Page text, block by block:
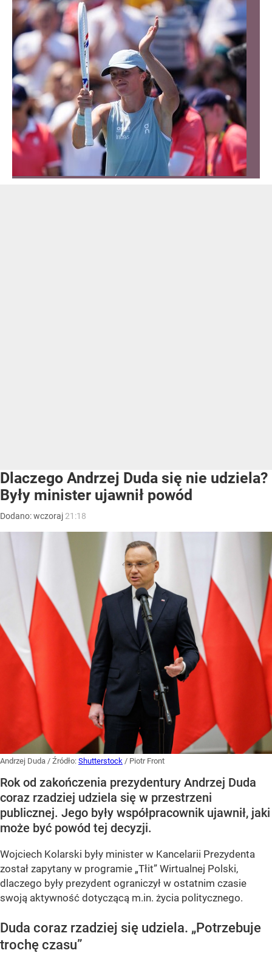
Dlaczego Andrzej Duda się nie udziela?
Były minister ujawnił powód
Dodano:wczoraj 21:18
Andrzej Duda / Źródło: Shutterstock / Piotr Front
Rok od zakończenia prezydentury Andrzej Duda
coraz rzadziej udziela się w przestrzeni
publicznej. Jego były współpracownik ujawnił, jaki
może być powód tej decyzji.
Wojciech Kolarski były minister w Kancelarii Prezydenta
został zapytany w programie „Tłit” Wirtualnej Polski,
dlaczego były prezydent ograniczył w ostatnim czasie
swoją aktywność dotyczącą m.in. życia politycznego.
Duda coraz rzadziej się udziela. „Potrzebuje
trochę czasu”